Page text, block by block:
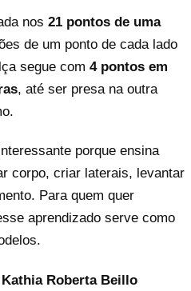
nos 21 pontos de uma
de um ponto de cada lado
segue com 4 pontos em
, até ser presa na outra
porque ensina
corpo, criar laterais, levantar
Para quem quer
aprendizado serve como
Kathia Roberta Beillo